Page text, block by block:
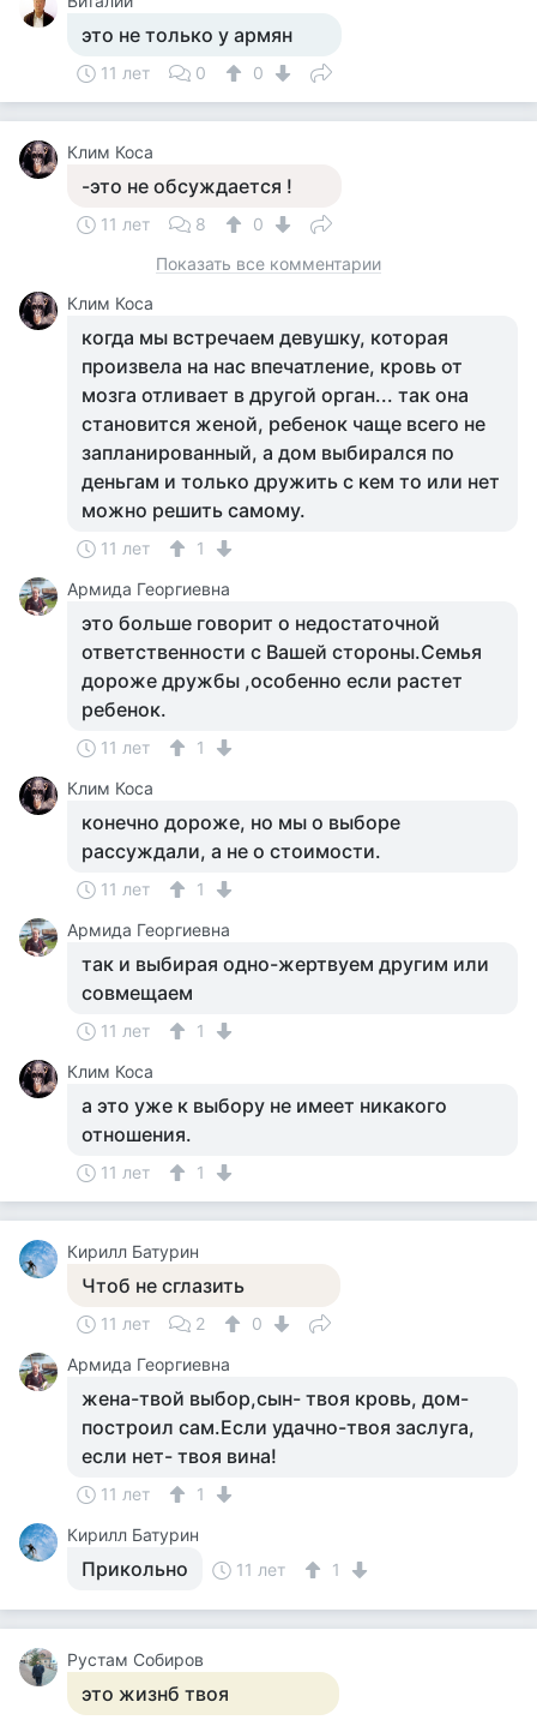
это не только у армян
11 лет 0 0
Клим Коса
-это не обсуждается !
11 лет 8
0
Показать все комментарии
Клим Коса
когда мы встречаем девушку, которая
произвела на нас впечатление, кровь от
мозга отливает в другой орган... так она
становится женой, ребенок чаще всего не
запланированный, а дом выбирался по
деньгам и только дружить с кем то или нет
можно решить самому.
11 лет
1
Армида Георгиевна
это больше говорит о недостаточной
ответственности с Вашей стороны.Семья
дороже дружбы ,особенно если растет
ребенок.
11 лет
1
Клим Коса
конечно дороже, но мы о выборе
рассуждали, а не о стоимости.
11 лет
1
Армида Георгиевна
так и выбирая одно-жертвуем другим или
совмещаем
11 лет
1
Клим Коса
а это уже к выбору не имеет никакого
отношения.
11 лет 1
Кирилл Батурин
Чтоб не сглазить
11 лет 2
0
Армида Георгиевна
жена-твой выбор,сын- твоя кровь, дом-
построил сам.Если удачно-твоя заслуга,
если нет- твоя вина!
11 лет
1
Кирилл Батурин
Прикольно 11 лет 1
Рустам Собиров
это жизнб твоя